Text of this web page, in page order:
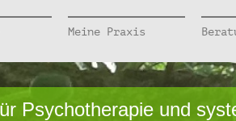
Meine Praxis
Psychotherapie und